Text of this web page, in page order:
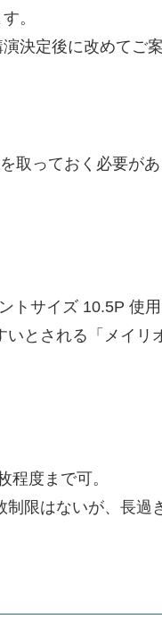
。
決定後に改めてご
取っておく必要が
トサイズ 10.5P 使
いとされる「メイリ
程度まで可。
制限はないが、長過